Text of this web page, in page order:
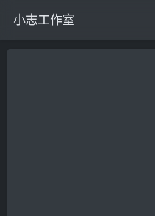
小志工作室